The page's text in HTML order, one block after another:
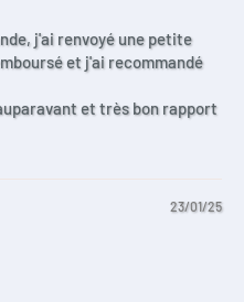
j'ai renvoyé une petite
et j'ai recommandé
et très bon rapport
23/01/25